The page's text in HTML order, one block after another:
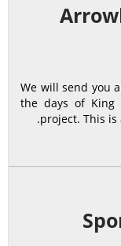
We will send you
the days of King
project. This is